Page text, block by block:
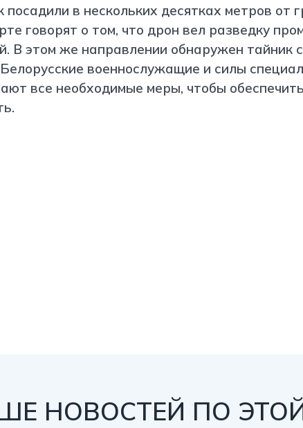
посадили в нескольких десятках метров от
говорят о том, что дрон вел разведку
В этом же направлении обнаружен тайник
военнослужащие и силы
все необходимые меры, чтобы
НОВОСТЕЙ ПО